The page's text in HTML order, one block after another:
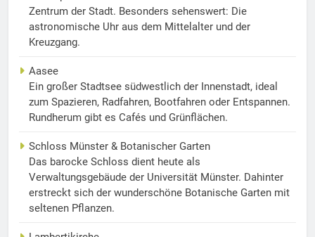
Zentrum der Stadt. Besonders sehenswert: Die
astronomische Uhr aus dem Mittelalter und der
Kreuzgang.
Aasee
Ein großer Stadtsee südwestlich der Innenstadt, ideal
zum Spazieren, Radfahren, Bootfahren oder Entspannen.
Rundherum gibt es Cafés und Grünflächen.
Schloss Münster & Botanischer Garten
Das barocke Schloss dient heute als
Verwaltungsgebäude der Universität Münster. Dahinter
erstreckt sich der wunderschöne Botanische Garten mit
seltenen Pflanzen.